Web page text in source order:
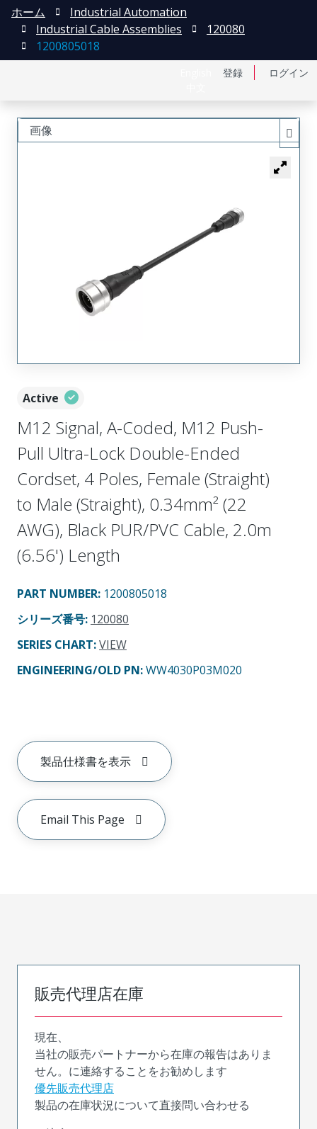
登録 ログイン
ホーム
Industrial Automation
Industrial Cable Assemblies
120080
1200805018
Active
M12 Signal, A-Coded, M12 Push-
Pull Ultra-Lock Double-Ended
Cordset, 4 Poles, Female (Straight)
to Male (Straight), 0.34mm² (22
AWG), Black PUR/PVC Cable, 2.0m
(6.56') Length
PART NUMBER: 1200805018
シリーズ番号: 120080
SERIES CHART:VIEW
ENGINEERING/OLD PN:WW4030P03M020
製品仕様書を表示
Email This Page
画像
販売代理店在庫
現在、
当社の販売パートナーから在庫の報告はありま
せん。に連絡することをお勧めします
優先販売代理店
製品の在庫状況について直接問い合わせる